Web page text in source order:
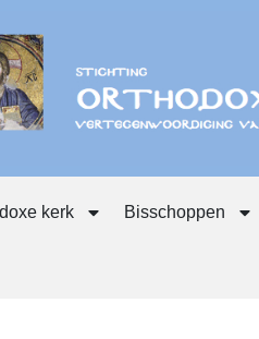
kerk Bisschoppen